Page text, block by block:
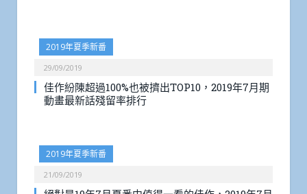
2019年夏季新番
29/09/2019
佳作紛陳超過100%也被擠出TOP10，2019年7月期
動畫最新話殘留率排行
2019年夏季新番
21/09/2019